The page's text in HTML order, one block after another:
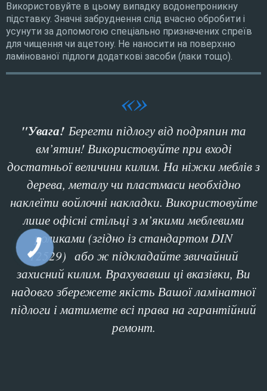
Використовуйте в цьому випадку водонепроникну
підставку. Значні забруднення слід вчасно обробити і
усунути за допомогою спеціально призначених спреїв
для чищення чи ацетону. Не наносити на поверхню
ламінованої підлоги додаткові засоби (лаки тощо).
"Увага! Берегти підлогу від подряпин та
вм’ятин! Використовуйте при вході
достатньої величини килим. На ніжки меблів з
дерева, металу чи пластмаси необхідно
наклеїти войлочні накладки. Використовуйте
лише офісні стільці з м’якими меблевими
роликами (згідно із стандартом DIN
12529) або ж підкладайте звичайний
захисний килим. Врахувавши ці вказівки, Ви
надовго збережете якість Вашої ламінатної
підлоги і матимете всі права на гарантійний
ремонт.